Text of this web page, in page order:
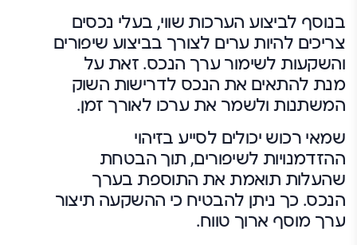
בנוסף לביצוע הערכות שווי, בעלי נכסים
צריכים להיות ערים לצורך בביצוע שיפורים
והשקעות לשימור ערך הנכס. זאת על
מנת להתאים את הנכס לדרישות השוק
המשתנות ולשמר את ערכו לאורך זמן.
שמאי רכוש יכולים לסייע בזיהוי
ההזדמנויות לשיפורים, תוך הבטחת
שהעלות תואמת את התוספת בערך
הנכס. כך ניתן להבטיח כי ההשקעה תיצור
ערך מוסף ארוך טווח.